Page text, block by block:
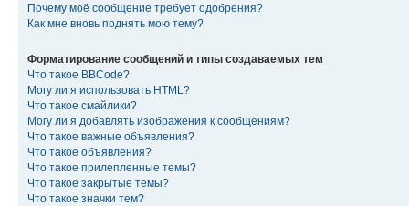
Почему моё сообщение требует одобрения?
Как мне вновь поднять мою тему?
Форматирование сообщений и типы создаваемых тем
Что такое BBCode?
Могу ли я использовать HTML?
Что такое смайлики?
Могу ли я добавлять изображения к сообщениям?
Что такое важные объявления?
Что такое объявления?
Что такое прилепленные темы?
Что такое закрытые темы?
Что такое значки тем?